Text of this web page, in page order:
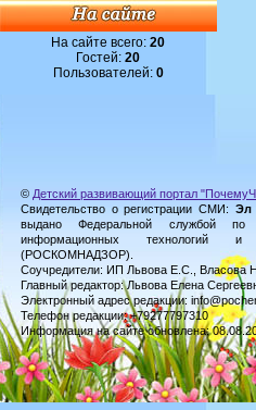
На сайте всего:20
Гостей:20
Пользователей: 0
© Детский развивающий портал
Свидетельство о регистрации СМИ: Эл
выдано Федеральной службой
информационных технологий и
(РОСКОМНАДЗОР).
Соучредители: ИП Львова Е.С., Власова
Главный редактор: Львова Елена
Электронный адрес редакции:
Телефон редакции: +79277797310
Информация на сайте обновлена: